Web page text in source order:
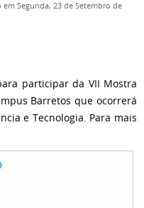
em Segunda, 23 de Setembro de
participar da VII Mostra
Barretos que ocorrerá
e Tecnologia. Para mais